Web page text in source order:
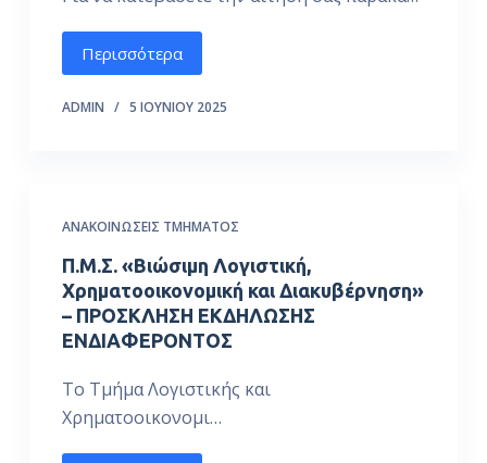
Περισσότερα
ADMIN 5 ΙΟΥΝΊΟΥ 2025
ΑΝΑΚΟΙΝΏΣΕΙΣ ΤΜΉΜΑΤΟΣ
Π.Μ.Σ. «Βιώσιμη Λογιστική,
Χρηματοοικονομική και Διακυβέρνηση»
– ΠΡΟΣΚΛΗΣΗ ΕΚΔΗΛΩΣΗΣ
ΕΝΔΙΑΦΕΡΟΝΤΟΣ
Το Τμήμα Λογιστικής και
Χρηματοοικονομι…